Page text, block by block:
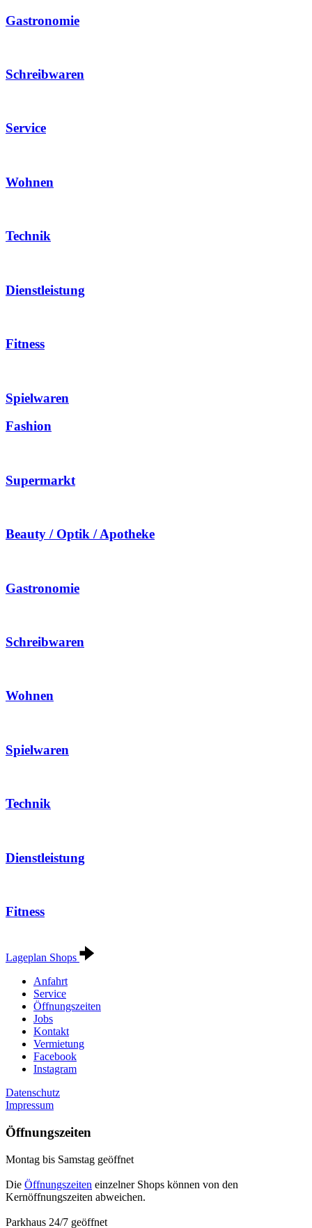
Gastronomie
Schreibwaren
Service
Wohnen
Technik
Dienstleistung
Fitness
Spielwaren
Fashion
Supermarkt
Beauty / Optik / Apotheke
Gastronomie
Schreibwaren
Wohnen
Spielwaren
Technik
Dienstleistung
Fitness
Lageplan Shops
Anfahrt
Service
Öffnungszeiten
Jobs
Kontakt
Vermietung
Facebook
Instagram
Datenschutz
Impressum
Öffnungszeiten
Montag bis Samstag geöffnet
Die Öffnungszeiten einzelner Shops können von den
Kernöffnungszeiten abweichen.
Parkhaus 24/7 geöffnet